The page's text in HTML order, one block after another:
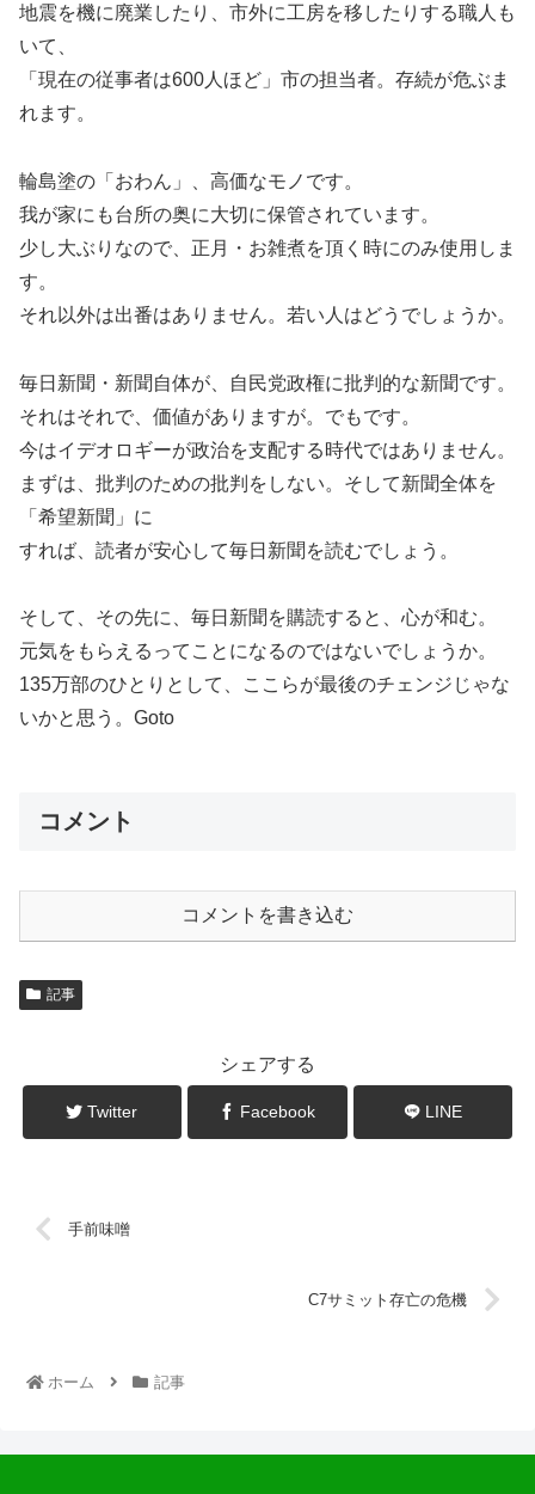
地震を機に廃業したり、市外に工房を移したりする職人も
いて、
「現在の従事者は600人ほど」市の担当者。存続が危ぶま
れます。
輪島塗の「おわん」、高価なモノです。
我が家にも台所の奥に大切に保管されています。
少し大ぶりなので、正月・お雑煮を頂く時にのみ使用しま
す。
それ以外は出番はありません。若い人はどうでしょうか。
毎日新聞・新聞自体が、自民党政権に批判的な新聞です。
それはそれで、価値がありますが。でもです。
今はイデオロギーが政治を支配する時代ではありません。
まずは、批判のための批判をしない。そして新聞全体を
「希望新聞」に
すれば、読者が安心して毎日新聞を読むでしょう。
そして、その先に、毎日新聞を購読すると、心が和む。
元気をもらえるってことになるのではないでしょうか。
135万部のひとりとして、ここらが最後のチェンジじゃな
いかと思う。Goto
コメント
コメントを書き込む
記事
シェアする
Twitter Facebook LINE
手前味噌
C7サミット存亡の危機
ホーム 記事